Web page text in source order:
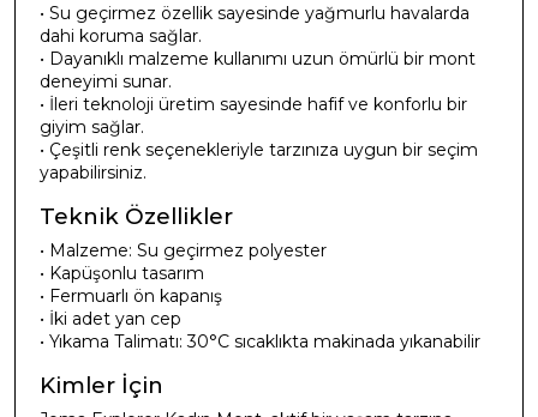
• Su geçirmez özellik sayesinde yağmurlu havalarda
dahi koruma sağlar.
• Dayanıklı malzeme kullanımı uzun ömürlü bir mont
deneyimi sunar.
• İleri teknoloji üretim sayesinde hafif ve konforlu bir
giyim sağlar.
• Çeşitli renk seçenekleriyle tarzınıza uygun bir seçim
yapabilirsiniz.
Teknik Özellikler
• Malzeme: Su geçirmez polyester
• Kapüşonlu tasarım
• Fermuarlı ön kapanış
• İki adet yan cep
• Yıkama Talimatı: 30°C sıcaklıkta makinada yıkanabilir
Kimler İçin